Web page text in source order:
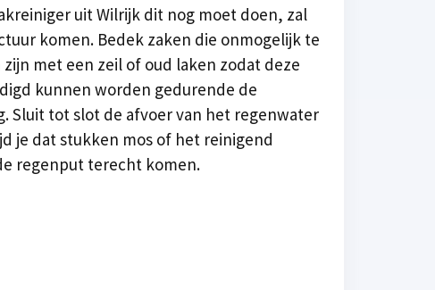
uit Wilrijk dit nog moet doen, zal
komen. Bedek zaken die onmogelijk te
met een zeil of oud laken zodat deze
kunnen worden gedurende de
Sluit tot slot de afvoer van het regenwater
je dat stukken mos of het reinigend
regenput terecht komen.